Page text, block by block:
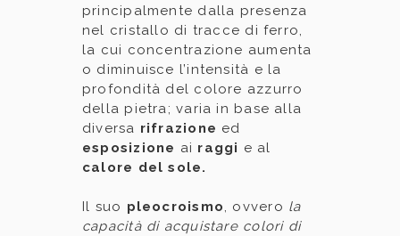
principalmente dalla presenza
nel cristallo di tracce di ferro,
la cui concentrazione aumenta
o diminuisce l’intensità e la
profondità del colore azzurro
della pietra; varia in base alla
diversa rifrazione ed
esposizione ai raggi e al
calore del sole.
Il suo pleocroismo, ovvero la
capacità di acquistare colori di